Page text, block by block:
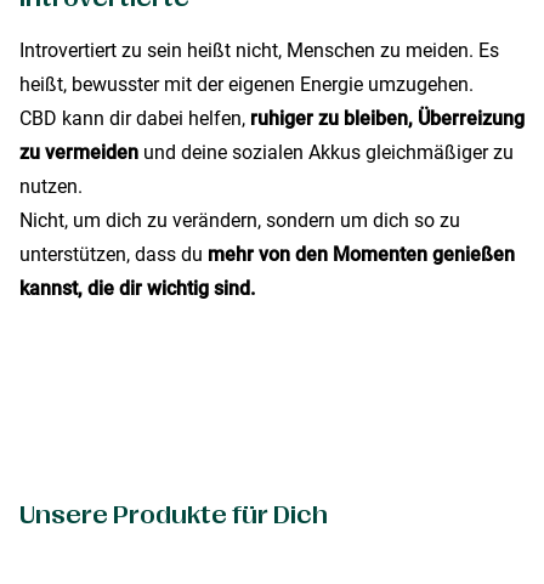
Introvertiert zu sein heißt nicht, Menschen zu meiden. Es
heißt, bewusster mit der eigenen Energie umzugehen.
CBD kann dir dabei helfen, ruhiger zu bleiben, Überreizung
zu vermeiden und deine sozialen Akkus gleichmäßiger zu
nutzen.
Nicht, um dich zu verändern, sondern um dich so zu
unterstützen, dass du mehr von den Momenten genießen
kannst, die dir wichtig sind.
Unsere Produkte für Dich